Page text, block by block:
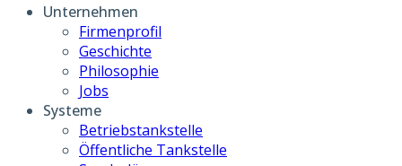
Unternehmen
Firmenprofil
Geschichte
Philosophie
Jobs
Systeme
Betriebstankstelle
Öffentliche Tankstelle